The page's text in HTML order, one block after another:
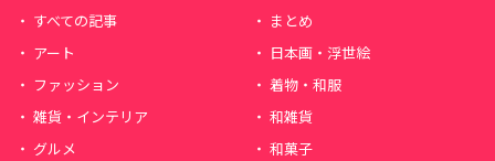
すべての記事
まとめ
アート
日本画・浮世絵
ファッション
着物・和服
雑貨・インテリア
和雑貨
グルメ
和菓子